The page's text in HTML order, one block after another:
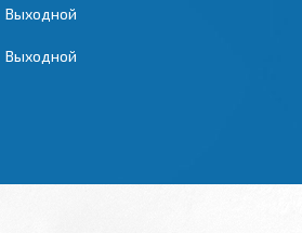
Выходной
Выходной